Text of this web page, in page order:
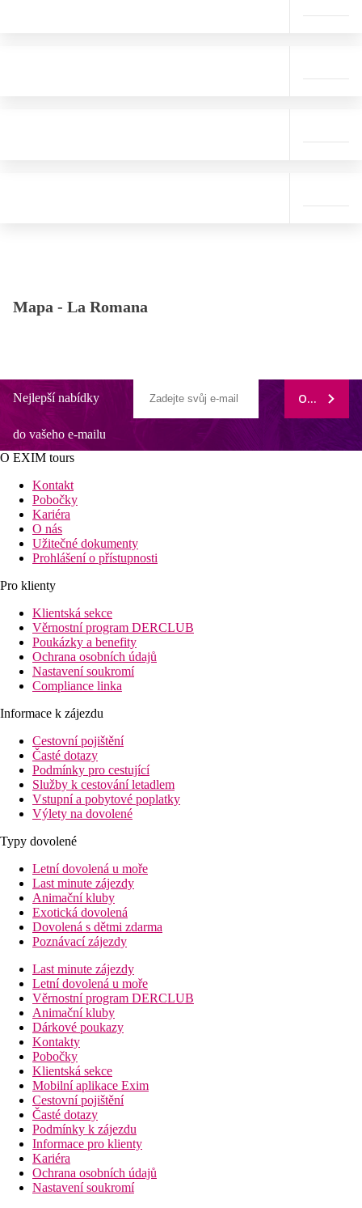
Mapa - La Romana
Nejlepší nabídky
do vašeho e-mailu
ODEBÍRAT
O EXIM tours
Kontakt
Pobočky
Kariéra
O nás
Užitečné dokumenty
Prohlášení o přístupnosti
Pro klienty
Klientská sekce
Věrnostní program DERCLUB
Poukázky a benefity
Ochrana osobních údajů
Nastavení soukromí
Compliance linka
Informace k zájezdu
Cestovní pojištění
Časté dotazy
Podmínky pro cestující
Služby k cestování letadlem
Vstupní a pobytové poplatky
Výlety na dovolené
Typy dovolené
Letní dovolená u moře
Last minute zájezdy
Animační kluby
Exotická dovolená
Dovolená s dětmi zdarma
Poznávací zájezdy
Last minute zájezdy
Letní dovolená u moře
Věrnostní program DERCLUB
Animační kluby
Dárkové poukazy
Kontakty
Pobočky
Klientská sekce
Mobilní aplikace Exim
Cestovní pojištění
Časté dotazy
Podmínky k zájezdu
Informace pro klienty
Kariéra
Ochrana osobních údajů
Nastavení soukromí